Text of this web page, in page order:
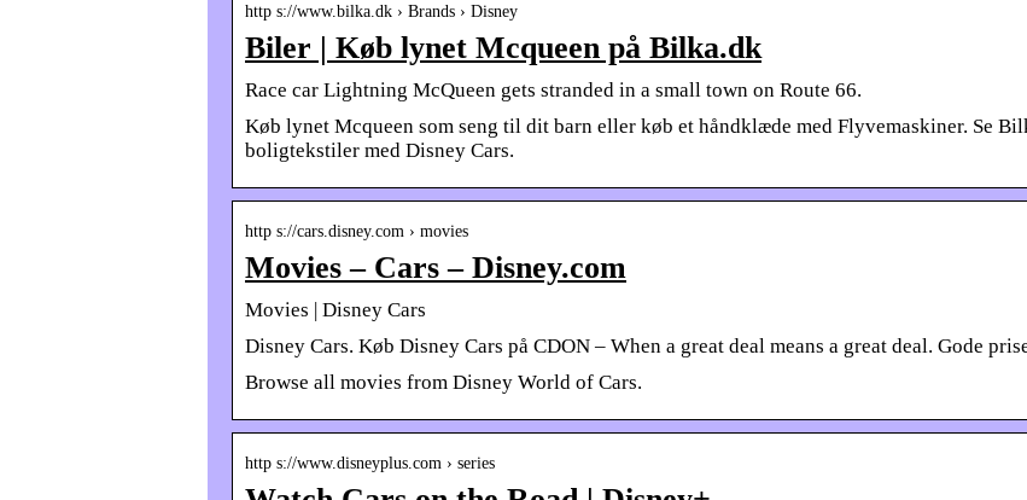
http s://www.bilka.dk › Brands › Disney
Biler | Køb lynet Mcqueen på Bilka.dk
Race car Lightning McQueen gets stranded in a small town on Route 66.
Køb lynet Mcqueen som seng til dit barn eller køb et håndklæde med Flyvemaskiner. Se
boligtekstiler med Disney Cars.
http s://cars.disney.com › movies
Movies – Cars – Disney.com
Movies | Disney Cars
Disney Cars. Køb Disney Cars på CDON – When a great deal means a great deal. Gode
Browse all movies from Disney World of Cars.
http s://www.disneyplus.com › series